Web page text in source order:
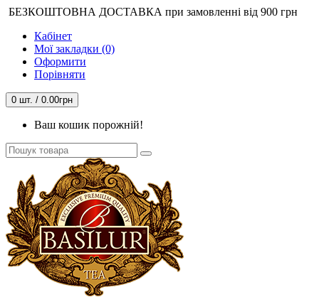
БЕЗКОШТОВНА ДОСТАВКА при замовленні від 900 грн
Кабінет
Мої закладки (0)
Оформити
Порівняти
0 шт. / 0.00грн
Ваш кошик порожній!